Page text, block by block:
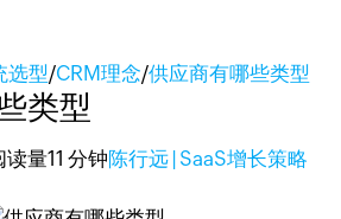
选型/CRM理念/供应商有哪些类型
类型
读量11 分钟陈行远 | SaaS增长策略